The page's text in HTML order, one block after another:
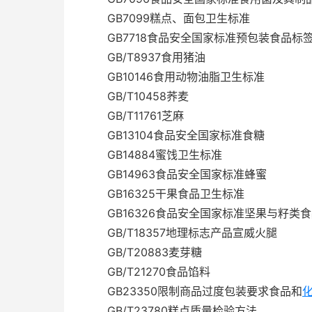
GB7099糕点、面包卫生标准
GB7718食品安全国家标准预包装食品标
GB/T8937食用猪油
GB10146食用动物油脂卫生标准
GB/T10458荞麦
GB/T11761芝麻
GB13104食品安全国家标准食糖
GB14884蜜饯卫生标准
GB14963食品安全国家标准蜂蜜
GB16325干果食品卫生标准
GB16326食品安全国家标准坚果与籽类
GB/T18357地理标志产品宣威火腿
GB/T20883麦芽糖
GB/T21270食品馅料
GB23350限制商品过度包装要求食品和